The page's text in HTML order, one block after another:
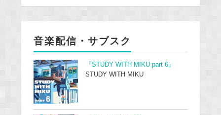
音楽配信・サブスク
『STUDY WITH MIKU part 6』
STUDY WITH MIKU